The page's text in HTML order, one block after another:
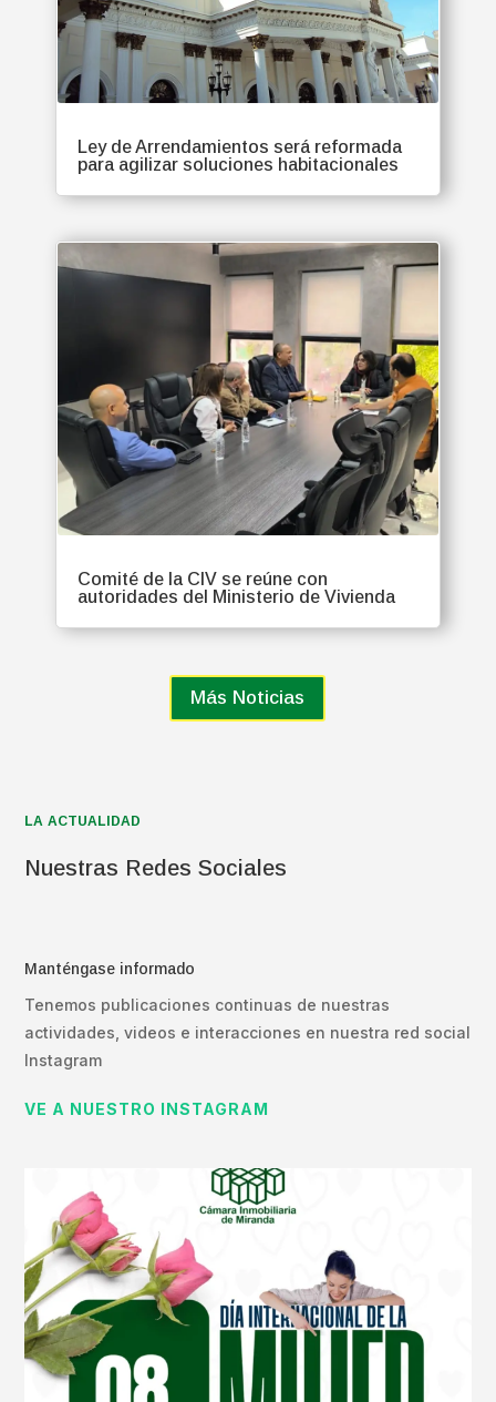
Ley de Arrendamientos será reformada
para agilizar soluciones habitacionales
Comité de la CIV se reúne con
autoridades del Ministerio de Vivienda
Más Noticias
LA ACTUALIDAD
Nuestras Redes Sociales
Manténgase informado
Tenemos publicaciones continuas de nuestras
actividades, videos e interacciones en nuestra red social
Instagram
VE A NUESTRO INSTAGRAM